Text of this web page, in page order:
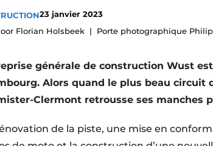
Termes et conditions
Video’s
23 janvier 2023
Florian Holsbeek
Porte photographique
générale de construction Wust
Alors quand le plus beau circuit
Clermont retrousse ses manches
de la piste, une mise en